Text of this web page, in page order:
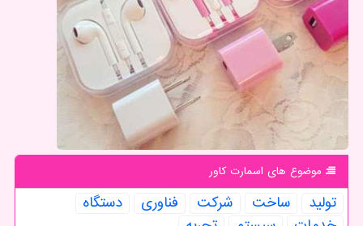
موضوع های اسمارت كاور
تولید ساخت شركت فناوری
دستگاه